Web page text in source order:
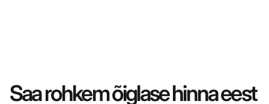
Saa rohkem õiglase hinna eest